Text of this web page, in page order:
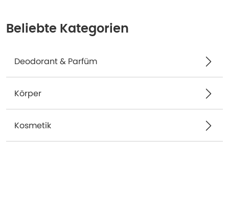
Beliebte Kategorien
Deodorant & Parfüm
Körper
Kosmetik